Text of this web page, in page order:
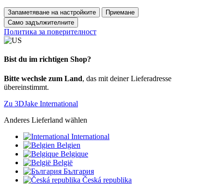
Запаметяване на настройките
Приемане
Само задължителните
Политика за поверителност
Bist du im richtigen Shop?
Bitte wechsle zum Land, das mit deiner Lieferadresse
übereinstimmt.
Zu 3DJake International
Anderes Lieferland wählen
International
Belgien
Belgique
België
България
Česká republika